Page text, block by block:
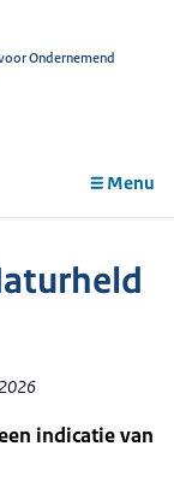
Ondernemend
Menu
indicatie van